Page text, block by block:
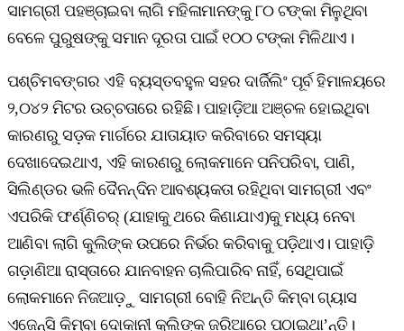
ସାମଗ୍ରୀ ପହଞ୍ଚାଇବା ଲାଗି ମହିଳାମାନଙ୍କୁ ୮୦ ଟଙ୍କା ମିଳୁଥିବା
ବେଳେ ପୁରୁଷଙ୍କୁ ସମାନ ଦୂରତା ପାଇଁ ୧୦୦ ଟଙ୍କା ମିଳିଥାଏ।
ପଶ୍ଚିମବଙ୍ଗର ଏହି ବ୍ୟସ୍ତବହୁଳ ସହର ଦାର୍ଜିଲିଂ ପୂର୍ବ ହିମାଳୟରେ
୨,୦୪୨ ମିଟର ଉଚ୍ଚତାରେ ରହିଛି। ପାହାଡ଼ିଆ ଅଞ୍ଚଳ ହୋଇଥିବା
କାରଣରୁ ସଡ଼କ ମାର୍ଗରେ ଯାତାୟାତ କରିବାରେ ସମସ୍ୟା
ଦେଖାଦେଇଥାଏ, ଏହି କାରଣରୁ ଲୋକମାନେ ପନିପରିବା, ପାଣି,
ସିଲିଣ୍ଡର ଭଳି ଦୈନନ୍ଦିନ ଆବଶ୍ୟକତା ରହିଥିବା ସାମଗ୍ରୀ ଏବଂ
ଏପରିକି ଫର୍ଣ୍ଣିଚର୍‌ (ଯାହାକୁ ଥରେ କିଣାଯାଏ)କୁ ମଧ୍ୟ ନେବା
ଆଣିବା ଲାଗି କୁଲିଙ୍କ ଉପରେ ନିର୍ଭର କରିବାକୁ ପଡ଼ିଥାଏ। ପାହାଡ଼ି
ଗଡ଼ାଣିଆ ରାସ୍ତାରେ ଯାନବାହନ ଚାଲିପାରିବ ନାହିଁ, ସେଥିପାଇଁ
ଲୋକମାନେ ନିଜଆଡ଼ୁ ସାମଗ୍ରୀ ବୋହି ନିଅନ୍ତି କିମ୍ବା ଗ୍ୟାସ
ଏଜେନ୍ସି କିମ୍ବା ଦୋକାନୀ କୁଲିଙ୍କ ଜରିଆରେ ପଠାଇଥା’ନ୍ତି।